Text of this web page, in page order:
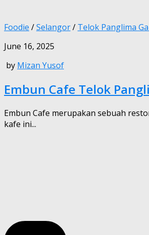
Foodie /Selangor/ Telok Panglima
June 16, 2025
by Mizan Yusof
Embun Cafe Telok
Embun Cafe merupakan sebuah
kafe ini...